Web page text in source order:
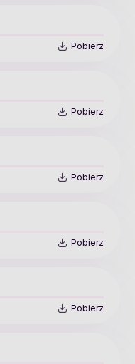
Pobierz
Pobierz
Pobierz
Pobierz
Pobierz